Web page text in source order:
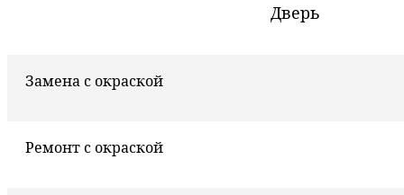
Дверь
Замена с окраской
Ремонт с окраской